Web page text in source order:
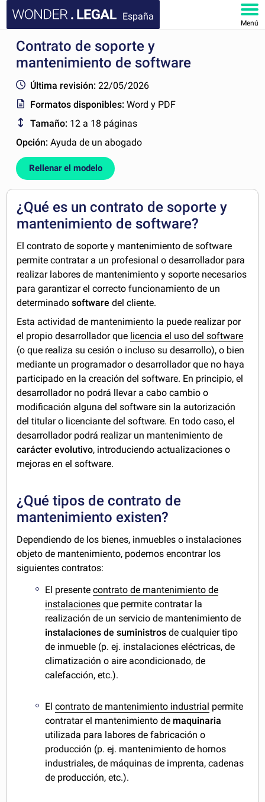
España
Menú
INICIO
FAQ
MI CUENTA
Contrato de soporte y
mantenimiento de software
Última revisión: 22/05/2026
Formatos disponibles:Word y PDF
Tamaño: 12 a 18 páginas
Opción:Ayuda de un abogado
Rellenar el modelo
¿Qué es un contrato de soporte y
mantenimiento de software?
El contrato de soporte y mantenimiento de software
permite contratar a un profesional o desarrollador para
realizar labores de mantenimiento y soporte necesarios
para garantizar el correcto funcionamiento de un
determinadosoftwaredel cliente.
Esta actividad de mantenimiento la puede realizar por
el propio desarrollador que licencia el uso del software
(o que realiza su cesión o incluso su desarrollo), o bien
mediante un programador o desarrollador que no haya
participado en la creación del software. En principio, el
desarrollador no podrá llevar a cabo cambio o
modificación alguna del software sin la autorización
del titular o licenciante del software. En todo caso, el
desarrollador podrá realizar un mantenimiento de
carácter evolutivo, introduciendo actualizaciones o
mejoras en el software.
¿Qué tipos de contrato de
mantenimiento existen?
Dependiendo de los bienes, inmuebles o instalaciones
objeto de mantenimiento, podemos encontrar los
siguientes contratos:
El presentecontrato de mantenimiento de
instalaciones que permite contratar la
realización de un servicio de mantenimiento de
instalaciones de suministros de cualquier tipo
de inmueble (p. ej. instalaciones eléctricas, de
climatización o aire acondicionado, de
calefacción, etc.).
Elcontrato de mantenimiento industrial permite
contratar el mantenimiento de maquinaria
utilizada para labores de fabricación o
producción (p. ej. mantenimiento de hornos
industriales, de máquinas de imprenta, cadenas
de producción, etc.).